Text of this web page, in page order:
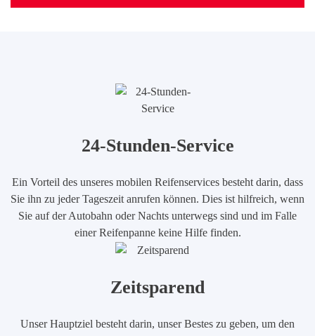
24-Stunden-Service
Ein Vorteil des unseres mobilen Reifenservices besteht darin, dass
Sie ihn zu jeder Tageszeit anrufen können. Dies ist hilfreich, wenn
Sie auf der Autobahn oder Nachts unterwegs sind und im Falle
einer Reifenpanne keine Hilfe finden.
Zeitsparend
Unser Hauptziel besteht darin, unser Bestes zu geben, um den